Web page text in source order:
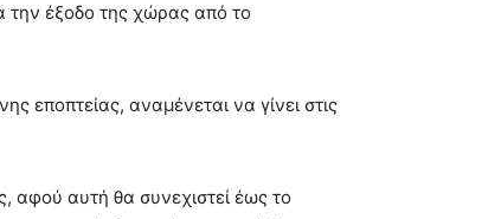
την έξοδο της χώρας από το
εποπτείας, αναμένεται να γίνει στις
αφού αυτή θα συνεχιστεί έως το